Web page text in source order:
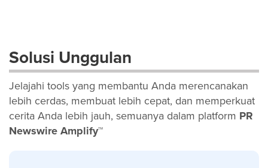
Solusi Unggulan
Jelajahi tools yang membantu Anda merencanakan
lebih cerdas, membuat lebih cepat, dan memperkuat
cerita Anda lebih jauh, semuanya dalam platform PR
Newswire Amplify™